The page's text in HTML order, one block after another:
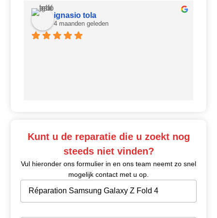
ignasio tola
4 maanden geleden
Kunt u de reparatie die u zoekt nog
steeds niet vinden?
Vul hieronder ons formulier in en ons team neemt zo snel
mogelijk contact met u op.